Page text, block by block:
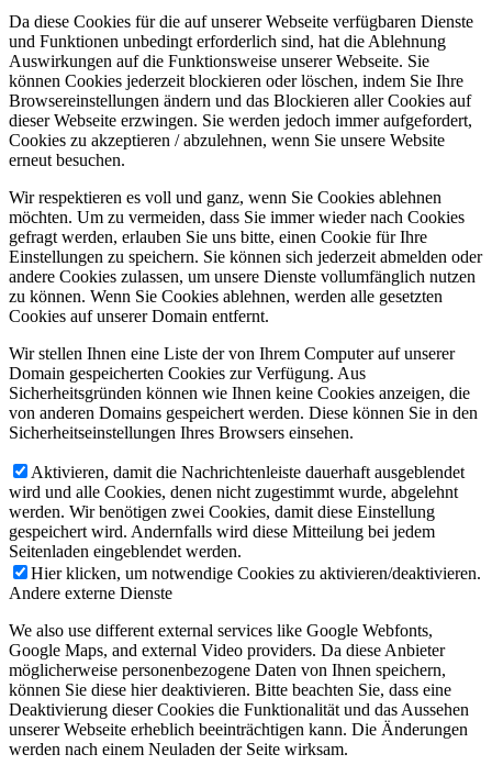
Da diese Cookies für die auf unserer Webseite verfügbaren Dienste
und Funktionen unbedingt erforderlich sind, hat die Ablehnung
Auswirkungen auf die Funktionsweise unserer Webseite. Sie
können Cookies jederzeit blockieren oder löschen, indem Sie Ihre
Browsereinstellungen ändern und das Blockieren aller Cookies auf
dieser Webseite erzwingen. Sie werden jedoch immer aufgefordert,
Cookies zu akzeptieren / abzulehnen, wenn Sie unsere Website
erneut besuchen.
Wir respektieren es voll und ganz, wenn Sie Cookies ablehnen
möchten. Um zu vermeiden, dass Sie immer wieder nach Cookies
gefragt werden, erlauben Sie uns bitte, einen Cookie für Ihre
Einstellungen zu speichern. Sie können sich jederzeit abmelden oder
andere Cookies zulassen, um unsere Dienste vollumfänglich nutzen
zu können. Wenn Sie Cookies ablehnen, werden alle gesetzten
Cookies auf unserer Domain entfernt.
Wir stellen Ihnen eine Liste der von Ihrem Computer auf unserer
Domain gespeicherten Cookies zur Verfügung. Aus
Sicherheitsgründen können wie Ihnen keine Cookies anzeigen, die
von anderen Domains gespeichert werden. Diese können Sie in den
Sicherheitseinstellungen Ihres Browsers einsehen.
Aktivieren, damit die Nachrichtenleiste dauerhaft ausgeblendet
wird und alle Cookies, denen nicht zugestimmt wurde, abgelehnt
werden. Wir benötigen zwei Cookies, damit diese Einstellung
gespeichert wird. Andernfalls wird diese Mitteilung bei jedem
Seitenladen eingeblendet werden.
Hier klicken, um notwendige Cookies zu aktivieren/deaktivieren.
Andere externe Dienste
We also use different external services like Google Webfonts,
Google Maps, and external Video providers. Da diese Anbieter
möglicherweise personenbezogene Daten von Ihnen speichern,
können Sie diese hier deaktivieren. Bitte beachten Sie, dass eine
Deaktivierung dieser Cookies die Funktionalität und das Aussehen
unserer Webseite erheblich beeinträchtigen kann. Die Änderungen
werden nach einem Neuladen der Seite wirksam.